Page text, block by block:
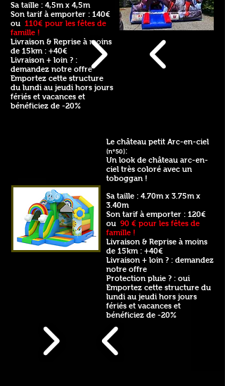
Sa taille : 4,5m x 4,5m
Son tarif à emporter : 140€
ou 110€ pour les fêtes de
famille !
Livraison & Reprise à moins
de 15km : +40€
Livraison + loin ? :
demandez notre offre
Emportez cette structure
du lundi au jeudi hors jours
fériés et vacances et
bénéficiez de -20%
Le château petit Arc-en-ciel
(n°50):
Un look de château arc-en-
ciel très coloré avec un
toboggan !
Sa taille : 4.70m x 3.75m x
3.40m
Son tarif à emporter : 120€
ou 90 € pour les fêtes de
famille !
Livraison & Reprise à moins
de 15km : +40€
Livraison + loin ? : demandez
notre offre
Protection pluie ? : oui
Emportez cette structure du
lundi au jeudi hors jours
fériés et vacances et
bénéficiez de -20%